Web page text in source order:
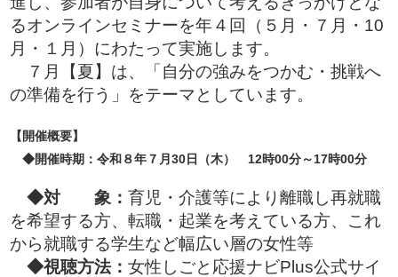
るオンラインセミナーを年４回（５月・７月・10
月・１月）にわたって実施します。
７月【夏】は、「自分の強みをつかむ・挑戦へ
の準備を行う」をテーマとしています。
【開催概要】
◆開催時期 ： 令和８年７月30日（木） 12時00分～17時00分
◆対 象： 育児・介護等により離職し再就職
を希望する方、転職・起業を考えている方、これ
から就職する学生など幅広い層の女性等
◆視聴方法： 女性しごと応援ナビPlus公式サイ